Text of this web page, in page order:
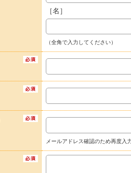
［名］
（全角で入力してください）
メールアドレス確認のため再度入